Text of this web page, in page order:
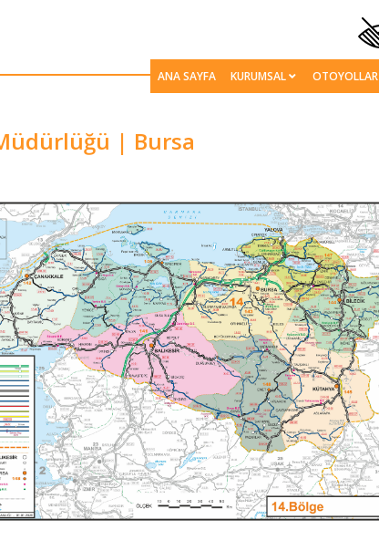
ANA SAYFA KURUMSAL OTOYOLLAR
| Bursa